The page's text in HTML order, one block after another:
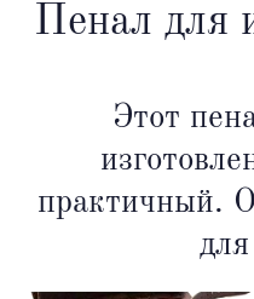
Пенал для
Этот
практичный.